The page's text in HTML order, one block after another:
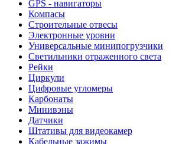
GPS - навигаторы
Компасы
Строительные отвесы
Электронные уровни
Универсальные минипогрузчики
Светильники отраженного света
Рейки
Циркули
Цифровые угломеры
Карбонаты
Минивэны
Датчики
Штативы для видеокамер
Кабельные зажимы